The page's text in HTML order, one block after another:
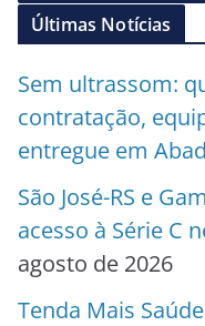
Últimas Notícias
Sem ultrassom:
contratação,
entregue em
São José-RS e
acesso à Série C
agosto de 2026
Tenda Mais